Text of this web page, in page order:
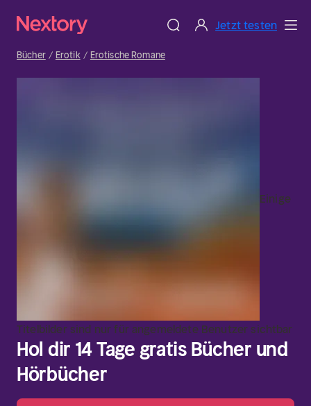
Jetzt testen
Bücher Erotik Erotische Romane
Einige
Titelbilder sind nur für angemeldete Benutzer sichtbar
Hol dir 14 Tage gratis Bücher und
Hörbücher